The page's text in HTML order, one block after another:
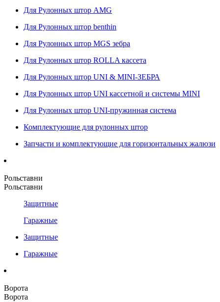
Для Рулонных штор AMG
Для Рулонных штор benthin
Для Рулонных штор MGS зебра
Для Рулонных штор ROLLA кассета
Для Рулонных штор UNI & MINI-ЗЕБРА
Для Рулонных штор UNI кассетной и системы MINI
Для Рулонных штор UNI-пружинная система
Комплектующие для рулонных штор
Запчасти и комплектующие для горизонтальных жалюзи
Рольставни
Рольставни
Защитные
Гаражные
Защитные
Гаражные
Ворота
Ворота